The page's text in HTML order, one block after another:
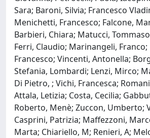
Sara; Baroni, Silvia; Francesco
Menichetti, Francesco; Falcone,
Barbieri, Chiara; Matucci,
Ferri, Claudio; Marinangeli, Franco;
Francesco; Vincenti, Antonella;
Stefania, Lombardi; Lenzi, Mirco;
Di Pietro, ; Vichi, Francesca;
Attala, Letizia; Costa, Cecilia;
Roberto, Menè; Zuccon, Umberto;
Casprini, Patrizia; Maffezzoni,
Marta; Chiariello, M; Renieri, A;